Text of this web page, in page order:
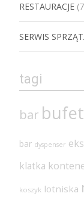
RESTAURACJE
SERWIS
tagi
bar bufet
bar dyspenser
klatka
koszyk lotniska